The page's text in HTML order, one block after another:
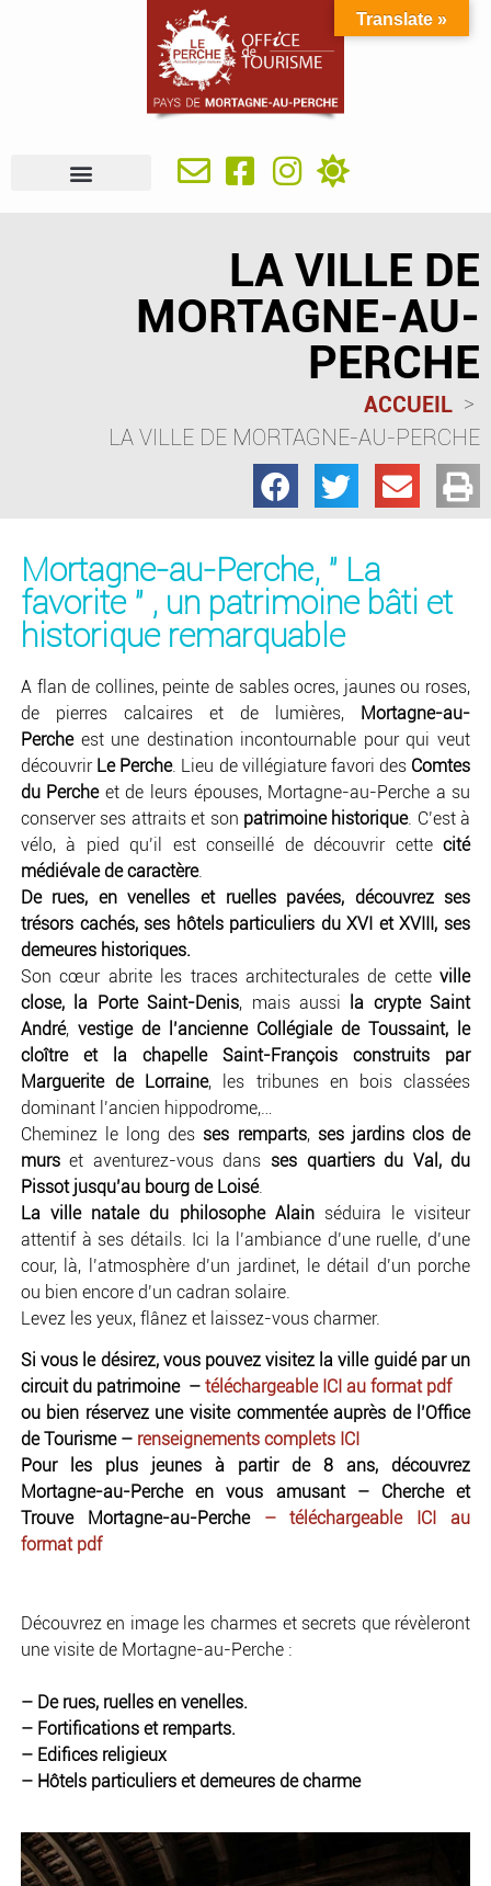
LA VILLE DE
MORTAGNE-AU-
PERCHE
ACCUEIL
LA VILLE DE MORTAGNE-AU-PERCHE
Mortagne-au-Perche, " La
favorite " , un patrimoine bâti et
historique remarquable
A flan de collines, peinte de sables ocres, jaunes ou roses,
de pierres calcaires et de lumières, Mortagne-au-
Percheest une destination incontournable pour qui veut
découvrir Le Perche. Lieu de villégiature favori des Comtes
du Percheet de leurs épouses, Mortagne-au-Perche a su
conserver ses attraits et son patrimoine historique. C’est à
vélo, à pied qu’il est conseillé de découvrir cettecité
médiévale de caractère.
De rues, en venelles et ruelles pavées, découvrez ses
trésors cachés, ses hôtels particuliers du XVI et XVIII, ses
demeures historiques.
Son cœur abrite les traces architecturales de cetteville
close, la Porte Saint-Denis, mais aussi
la crypte Saint
André, vestige de l’ancienne Collégiale de Toussaint, le
cloître et la chapelle Saint-François construits par
Marguerite de Lorraine, les tribunes en bois classées
dominant l’ancien hippodrome,…
Cheminez le long desses remparts, ses jardins clos de
murset aventurez-vous dans ses quartiers du Val, du
Pissot jusqu’au bourg de Loisé.
La ville natale du philosophe Alainséduira le visiteur
attentif à ses détails. Ici la l’ambiance d’une ruelle, d’une
cour, là, l’atmosphère d’un jardinet, le détail d’un porche
ou bien encore d’un cadran solaire.
Levez les yeux, flânez et laissez-vous charmer.
Si vous le désirez, vous pouvez visitez la ville guidé par un
circuit du patrimoine – téléchargeable ICI au format pdf
ou bien réservez une visite commentée auprès de l’Office
de Tourisme – renseignements complets ICI
Pour les plus jeunes à partir de 8 ans, découvrez
Mortagne-au-Perche en vous amusant – Cherche et
Trouve Mortagne-au-Perche – téléchargeable ICI au
format pdf
Découvrez en image les charmes et secrets que révèleront
une visite de Mortagne-au-Perche :
– De rues, ruelles en venelles.
– Fortifications et remparts.
– Edifices religieux
– Hôtels particuliers et demeures de charme
Translate »